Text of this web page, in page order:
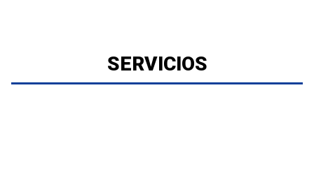
SERVICIOS